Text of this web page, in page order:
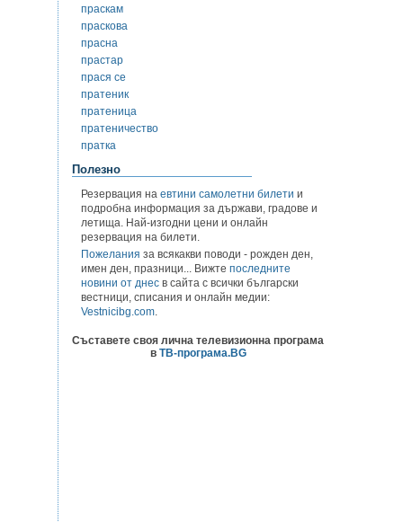
праскам
праскова
прасна
прастар
прася се
пратеник
пратеница
пратеничество
пратка
Полезно
Резервация на евтини самолетни билети и
подробна информация за държави, градове и
летища. Най-изгодни цени и онлайн
резервация на билети.
Пожелания за всякакви поводи - рожден ден,
имен ден, празници... Вижте последните
новини от днес в сайта с всички български
вестници, списания и онлайн медии:
Vestnicibg.com.
Съставете своя лична телевизионна програма
в ТВ-програма.BG